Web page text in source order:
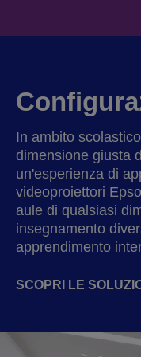
In ambito
dimensione giusta
un'esperienza di
videoproiettori
aule di qualsiasi
insegnamento
apprendimento
SCOPRI LE